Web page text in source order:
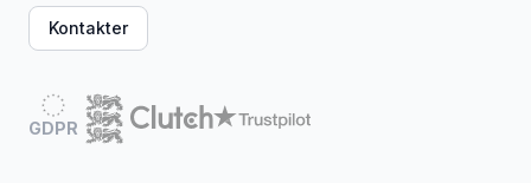
Kontakter
GDPR